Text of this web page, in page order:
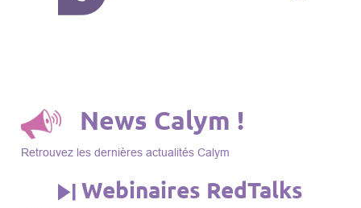
News Calym !
Retrouvez les dernières actualités Calym
Webinaires RedTalks